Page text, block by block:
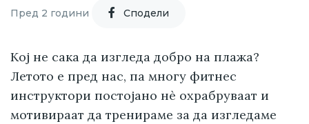
Пред 2 години Cподели
Кој не сака да изгледа добро на плажа?
Летото е пред нас, па многу фитнес
инструктори постојано нè охрабруваат и
мотивираат да тренираме за да изгледаме